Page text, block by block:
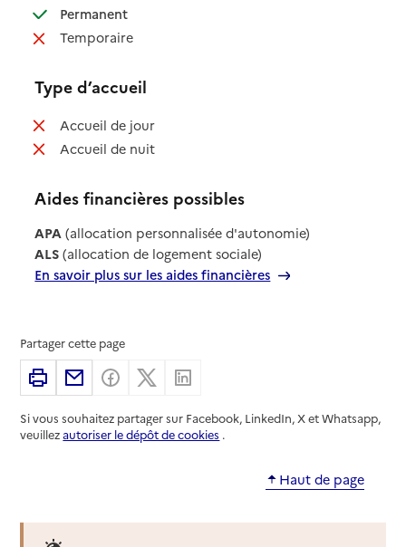
Permanent: disponible
Temporaire: non disponible
Type d’accueil
Accueil de jour: non disponible
Accueil de nuit: non disponible
Aides financières possibles
APA (allocation personnalisée d'autonomie)
ALS (allocation de logement sociale)
En savoir plus sur les aides financières
Partager cette page
ImprimerPartager par email
Partager sur Facebook
Partager sur X
Si vous souhaitez partager sur Facebook, LinkedIn, X et Whatsapp,
veuillezautoriser le dépôt de cookies .
Haut de page